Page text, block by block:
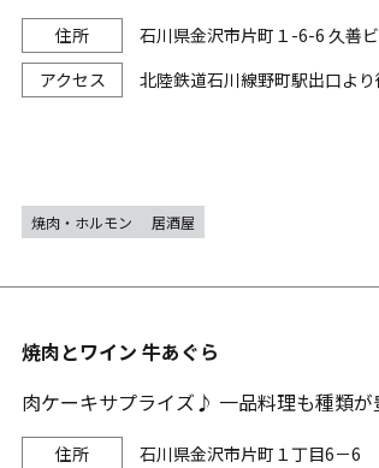
石川県金沢市片町１-6-6 久善
北陸鉄道石川線野町駅出口よ
焼肉・ホルモン 居酒屋
焼肉とワイン 牛あぐら
肉ケーキサプライズ♪ 一品料理も種類
石川県金沢市片町１丁目6－6